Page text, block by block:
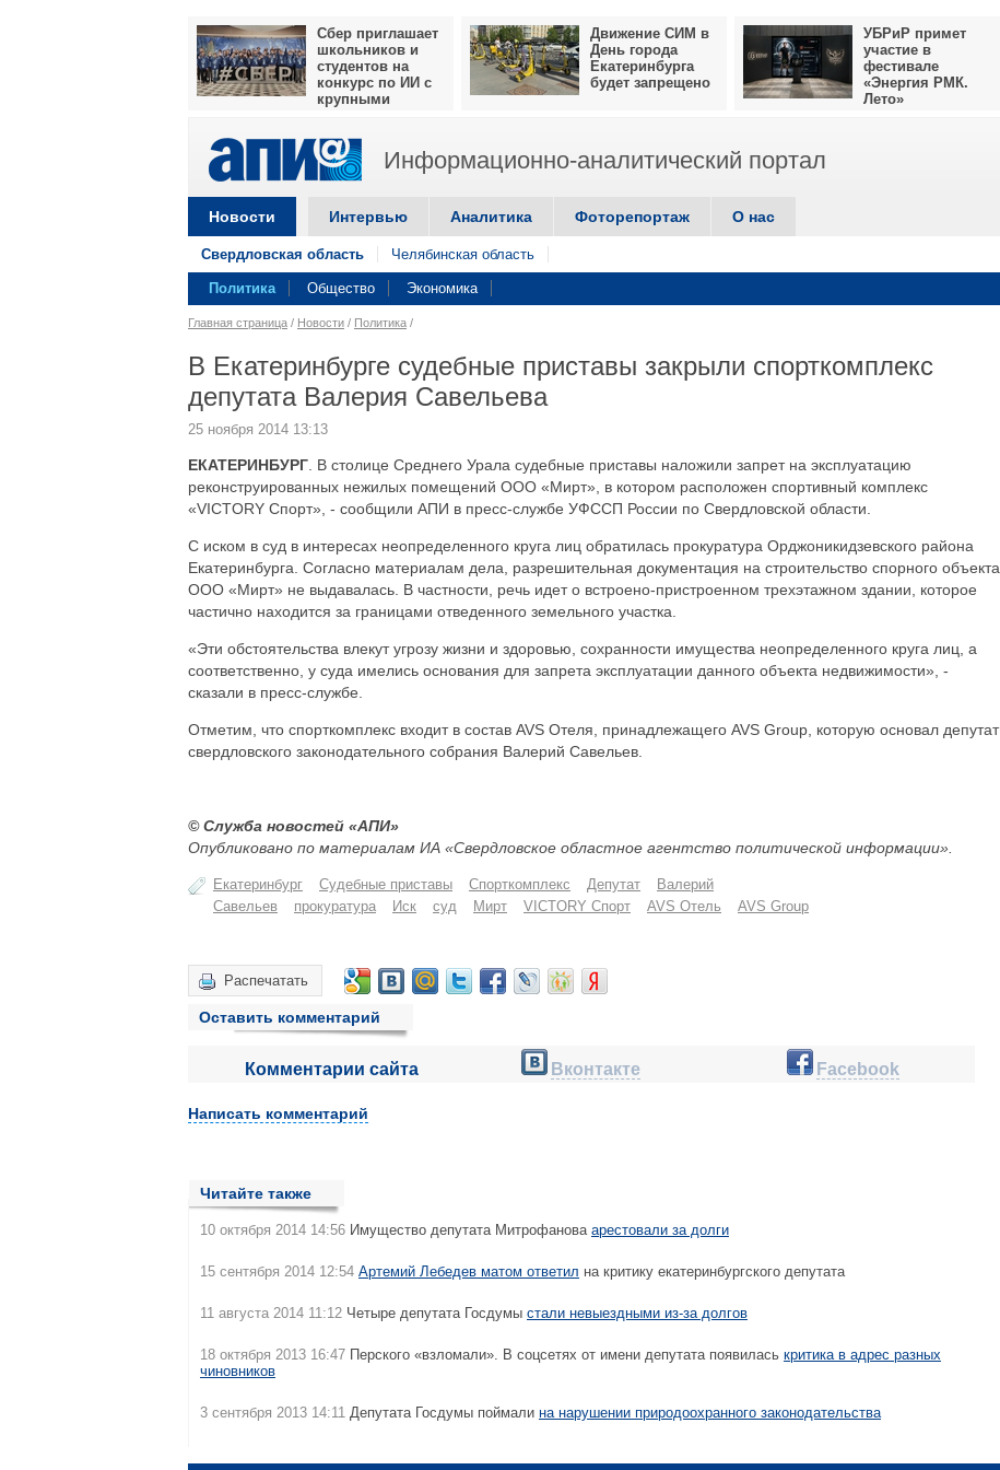
Сбер приглашает
школьников и
студентов на
конкурс по ИИ с
крупными
Движение СИМ в
День города
Екатеринбурга
будет запрещено
УБРиР примет
участие в
фестивале
«Энергия РМК.
Лето»
Информационно-аналитический портал
Новости Интервью Аналитика Фоторепортаж О нас
Свердловская область Челябинская область
Политика Общество Экономика
Главная страница / Новости / Политика /
В Екатеринбурге судебные приставы закрыли спорткомплекс
депутата Валерия Савельева
25 ноября 2014 13:13
ЕКАТЕРИНБУРГ . В столице Среднего Урала судебные приставы наложили запрет на эксплуатацию
реконструированных нежилых помещений ООО «Мирт», в котором расположен спортивный комплекс
«VICTORY Спорт», - сообщили АПИ в пресс-службе УФССП России по Свердловской области.
С иском в суд в интересах неопределенного круга лиц обратилась прокуратура Орджоникидзевского района
Екатеринбурга. Согласно материалам дела, разрешительная документация на строительство спорного объекта
ООО «Мирт» не выдавалась. В частности, речь идет о встроено-пристроенном трехэтажном здании, которое
частично находится за границами отведенного земельного участка.
«Эти обстоятельства влекут угрозу жизни и здоровью, сохранности имущества неопределенного круга лиц, а
соответственно, у суда имелись основания для запрета эксплуатации данного объекта недвижимости», -
сказали в пресс-службе.
Отметим, что спорткомплекс входит в состав AVS Отеля, принадлежащего AVS Group, которую основал депутат
свердловского законодательного собрания Валерий Савельев.
© Служба новостей «АПИ»
Опубликовано по материалам ИА «Свердловское областное агентство политической информации».
Екатеринбург Судебные приставы Спорткомплекс Депутат
Валерий
Савельев
прокуратура Иск суд Мирт VICTORY Спорт AVS Отель AVS Group
Распечатать
Оставить комментарий
Комментарии сайта Вконтакте Facebook
Написать комментарий
Читайте также
10 октября 2014 14:56 Имущество депутата Митрофанова арестовали за долги
15 сентября 2014 12:54 Артемий Лебедев матом ответил на критику екатеринбургского депутата
11 августа 2014 11:12 Четыре депутата Госдумы стали невыездными из-за долгов
18 октября 2013 16:47 Перского «взломали». В соцсетях от имени депутата появилась критика в адрес разных
чиновников
3 сентября 2013 14:11 Депутата Госдумы поймали на нарушении природоохранного законодательства